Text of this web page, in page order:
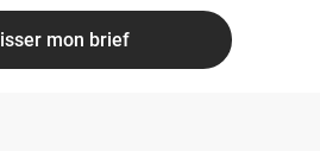
mon brief